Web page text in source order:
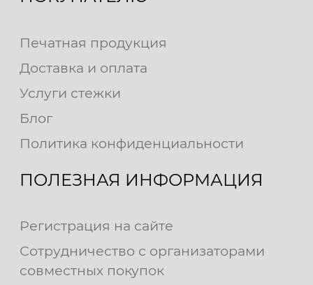
Печатная продукция
Доставка и оплата
Услуги стежки
Блог
Политика конфиденциальности
ПОЛЕЗНАЯ ИНФОРМАЦИЯ
Регистрация на сайте
Сотрудничество с организаторами
совместных покупок